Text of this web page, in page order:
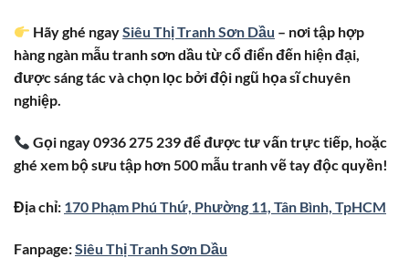
Hãy ghé ngaySiêu Thị Tranh Sơn Dầu – nơi tập hợp
hàng ngàn mẫu tranh sơn dầu từ cổ điển đến hiện đại,
được sáng tác và chọn lọc bởi đội ngũ họa sĩ chuyên
nghiệp.
Gọi ngay 0936 275 239 để được tư vấn trực tiếp, hoặc
ghé xem bộ sưu tập hơn 500 mẫu tranh vẽ tay độc quyền!
Địa chỉ: 170 Phạm Phú Thứ, Phường 11, Tân Bình, TpHCM
Fanpage:Siêu Thị Tranh Sơn Dầu